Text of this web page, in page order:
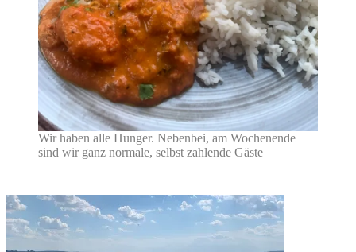
Wir haben alle Hunger. Nebenbei, am Wochenende
sind wir ganz normale, selbst zahlende Gäste